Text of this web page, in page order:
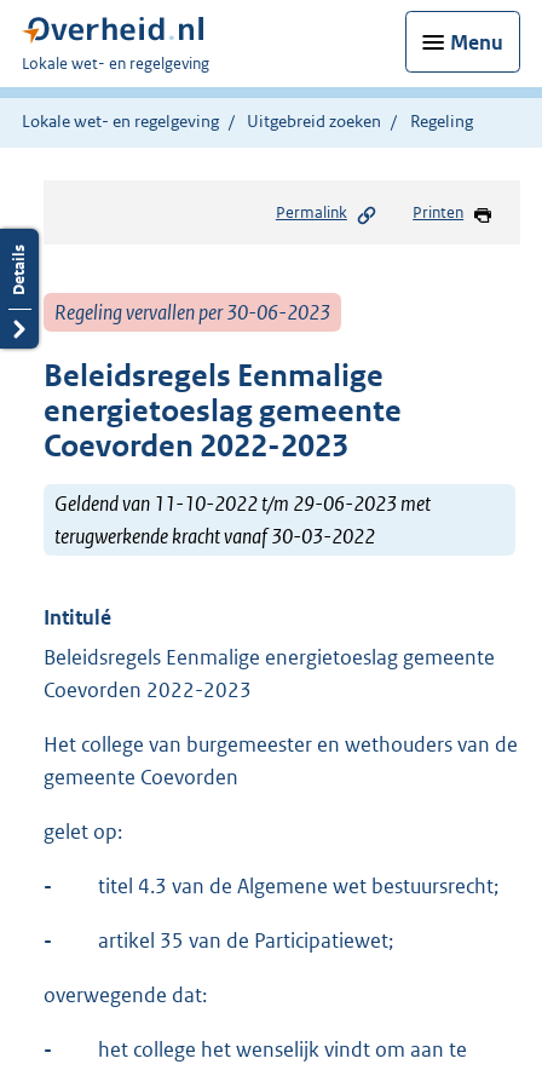
Menu
U
bent
hier:
Lokale wet- en regelgeving
Lokale wet- en regelgeving Uitgebreid zoeken Regeling
Permalink Printen
Regeling vervallen per 30-06-2023
Beleidsregels Eenmalige
energietoeslag gemeente
Coevorden 2022-2023
Geldend van 11-10-2022 t/m 29-06-2023 met
terugwerkende kracht vanaf 30-03-2022
Intitulé
Beleidsregels Eenmalige energietoeslag gemeente
Coevorden 2022-2023
Het college van burgemeester en wethouders van de
gemeente Coevorden
gelet op:
- titel 4.3 van de Algemene wet bestuursrecht;
- artikel 35 van de Participatiewet;
overwegende dat:
-
het college het wenselijk vindt om aan te